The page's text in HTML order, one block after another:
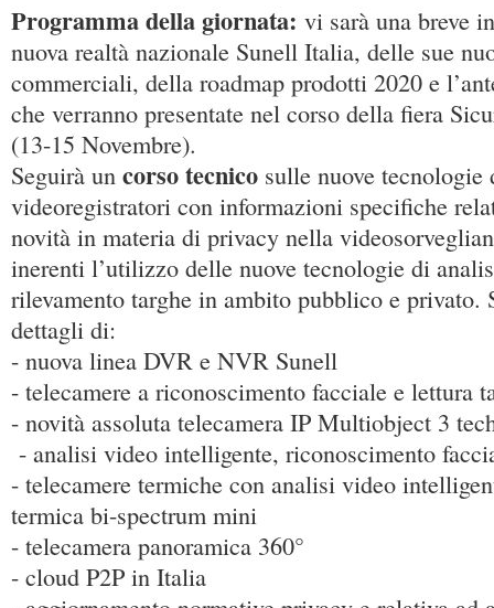
Programma della giornata: vi sarà una breve
nuova realtà nazionale Sunell Italia, delle sue
commerciali, della roadmap prodotti 2020 e
che verranno presentate nel corso della fiera
(13-15 Novembre).
Seguirà un corso tecnico sulle nuove tecnologie
videoregistratori con informazioni specifiche
novità in materia di privacy nella
inerenti l’utilizzo delle nuove tecnologie di
rilevamento targhe in ambito pubblico e privato.
dettagli di:
- nuova linea DVR e NVR Sunell
- telecamere a riconoscimento facciale e lettura
- novità assoluta telecamera IP Multiobject 3
- analisi video intelligente, riconoscimento
- telecamere termiche con analisi video
termica bi-spectrum mini
- telecamera panoramica 360°
- cloud P2P in Italia